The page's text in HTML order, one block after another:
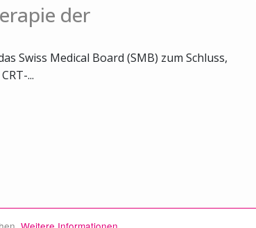
der
Swiss Medical Board (SMB) zum Schluss,
...